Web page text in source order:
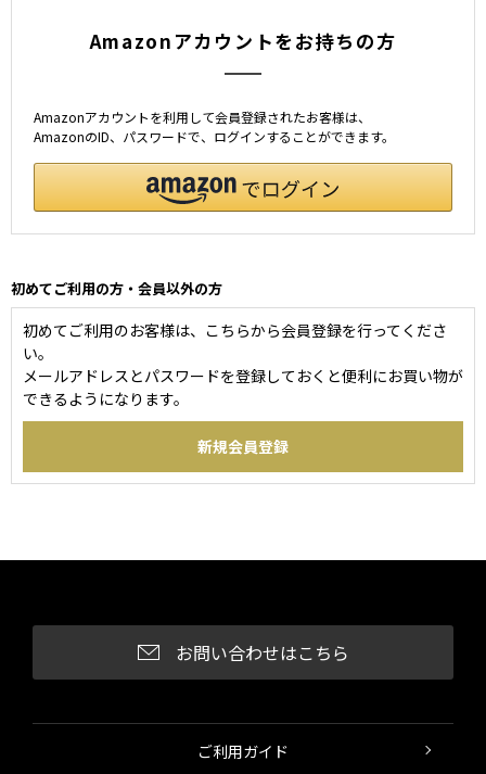
Amazonアカウントをお持ちの方
Amazonアカウントを利用して会員登録されたお客様は、
AmazonのID、パスワードで、ログインすることができます。
初めてご利用の方・会員以外の方
初めてご利用のお客様は、こちらから会員登録を行ってくださ
い。
メールアドレスとパスワードを登録しておくと便利にお買い物が
できるようになります。
お問い合わせはこちら
ご利用ガイド